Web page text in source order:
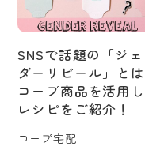
SNSで話題の「ジ
ダーリビール」と
コープ商品を活用
レシピをご紹介！
コープ宅配